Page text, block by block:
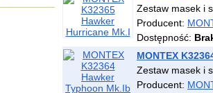
Zestaw masek i
Producent:
Dostępność:
MONTEX
Zestaw masek i
Producent: